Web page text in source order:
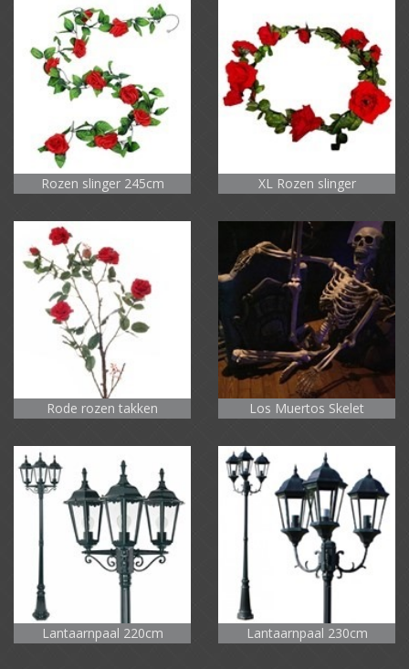
Rozen slinger 245cm XL Rozen slinger
Rode rozen takken Los Muertos Skelet
Lantaarnpaal 220cm Lantaarnpaal 230cm